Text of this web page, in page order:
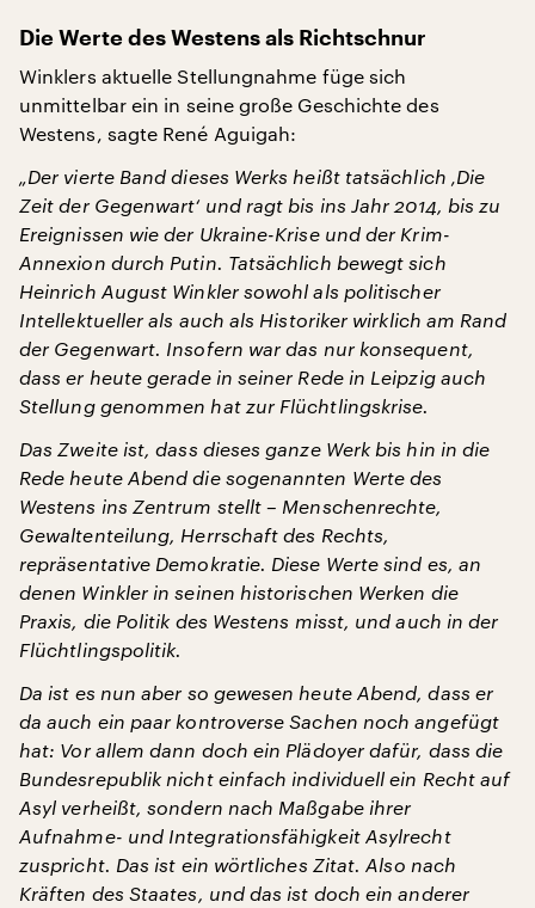
Die Werte des Westens als Richtschnur
Winklers aktuelle Stellungnahme füge sich
unmittelbar ein in seine große Geschichte des
Westens, sagte René Aguigah:
„Der vierte Band dieses Werks heißt tatsächlich ‚Die
Zeit der Gegenwart‘ und ragt bis ins Jahr 2014, bis zu
Ereignissen wie der Ukraine-Krise und der Krim-
Annexion durch Putin. Tatsächlich bewegt sich
Heinrich August Winkler sowohl als politischer
Intellektueller als auch als Historiker wirklich am Rand
der Gegenwart. Insofern war das nur konsequent,
dass er heute gerade in seiner Rede in Leipzig auch
Stellung genommen hat zur Flüchtlingskrise.
Das Zweite ist, dass dieses ganze Werk bis hin in die
Rede heute Abend die sogenannten Werte des
Westens ins Zentrum stellt – Menschenrechte,
Gewaltenteilung, Herrschaft des Rechts,
repräsentative Demokratie. Diese Werte sind es, an
denen Winkler in seinen historischen Werken die
Praxis, die Politik des Westens misst, und auch in der
Flüchtlingspolitik.
Da ist es nun aber so gewesen heute Abend, dass er
da auch ein paar kontroverse Sachen noch angefügt
hat: Vor allem dann doch ein Plädoyer dafür, dass die
Bundesrepublik nicht einfach individuell ein Recht auf
Asyl verheißt, sondern nach Maßgabe ihrer
Aufnahme- und Integrationsfähigkeit Asylrecht
zuspricht. Das ist ein wörtliches Zitat. Also nach
Kräften des Staates, und das ist doch ein anderer